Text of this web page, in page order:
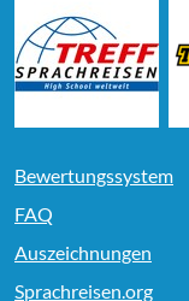
Bewertungssystem
FAQ
Auszeichnungen
Sprachreisen.org